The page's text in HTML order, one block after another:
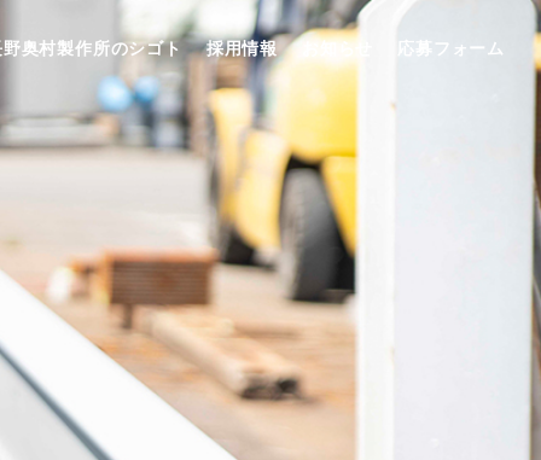
奥村製作所のシゴト 採用情報 お知らせ 応募フォーム